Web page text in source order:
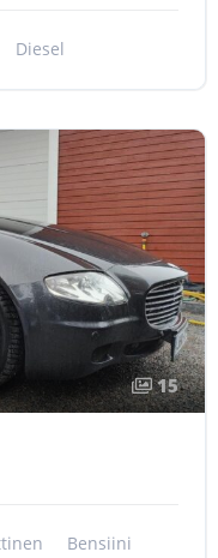
Diesel
15
Bensiini